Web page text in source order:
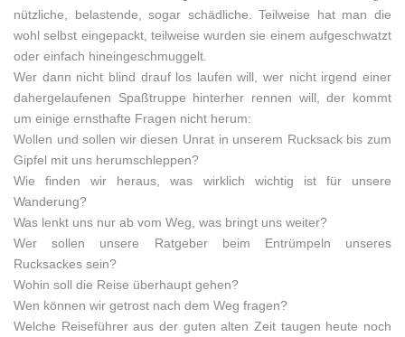
nützliche, belastende, sogar schädliche. Teilweise hat man die
wohl selbst eingepackt, teilweise wurden sie einem aufgeschwatzt
oder einfach hineingeschmuggelt.
Wer dann nicht blind drauf los laufen will, wer nicht irgend einer
dahergelaufenen Spaßtruppe hinterher rennen will, der kommt
um einige ernsthafte Fragen nicht herum:
Wollen und sollen wir diesen Unrat in unserem Rucksack bis zum
Gipfel mit uns herumschleppen?
Wie finden wir heraus, was wirklich wichtig ist für unsere
Wanderung?
Was lenkt uns nur ab vom Weg, was bringt uns weiter?
Wer sollen unsere Ratgeber beim Entrümpeln unseres
Rucksackes sein?
Wohin soll die Reise überhaupt gehen?
Wen können wir getrost nach dem Weg fragen?
Welche Reiseführer aus der guten alten Zeit taugen heute noch